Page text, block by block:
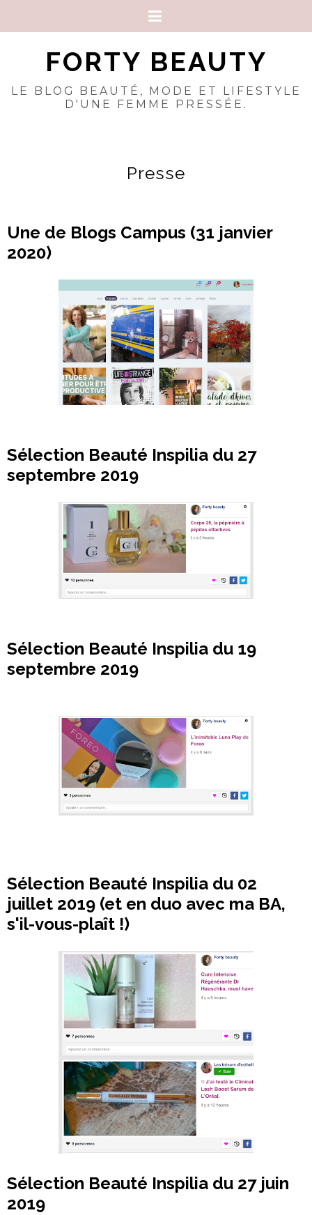
FORTY BEAUTY
LE BLOG BEAUTÉ, MODE ET LIFESTYLE
D'UNE FEMME PRESSÉE.
Presse
Une de Blogs Campus (31 janvier
2020)
Sélection Beauté Inspilia du 27
septembre 2019
Sélection Beauté Inspilia du 19
septembre 2019
Sélection Beauté Inspilia du 02
juillet 2019 (et en duo avec ma BA,
s'il-vous-plaît !)
Sélection Beauté Inspilia du 27 juin
2019